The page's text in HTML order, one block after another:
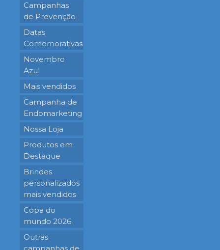
Campanhas
de Prevenção
Datas
Comemorativas
Novembro
Azul
Mais vendidos
Campanha de
Endomarketing
Nossa Loja
Produtos em
Destaque
Brindes
personalizados
mais vendidos
Copa do
mundo 2026
Outras